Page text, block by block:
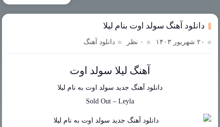
دانلود آهنگ سولد اوت بنام لیلا
۲۰ شهریور ۱۴۰۳ ۰ نظر دانلود آهنگ
آهنگ لیلا سولد اوت
دانلود آهنگ جدید سولد اوت به نام لیلا
Sold Out – Leyla